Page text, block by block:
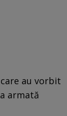
au vorbit
armată